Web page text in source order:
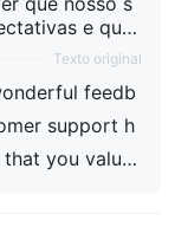
e que
de negociaçã
Fornecer um
para os trade
em todos os
Atenci
Texto original
you value